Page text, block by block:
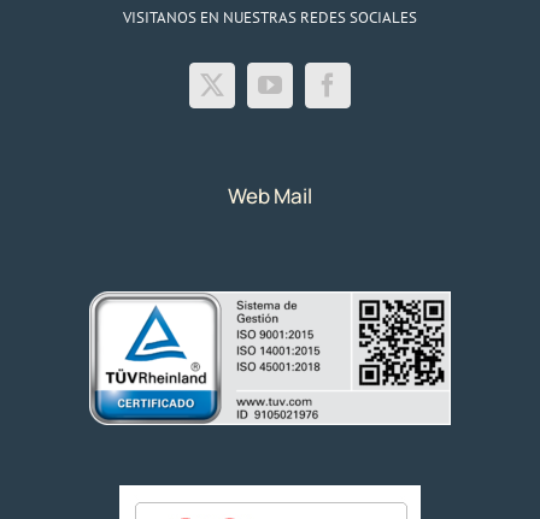
VISITANOS EN NUESTRAS REDES SOCIALES
Web Mail